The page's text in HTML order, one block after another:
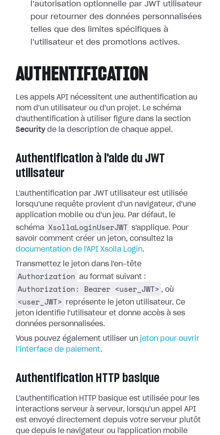
l’autorisation optionnelle par JWT utilisateur
pour retourner des données personnalisées
telles que des limites spécifiques à
l’utilisateur et des promotions actives.
AUTHENTIFICATION
Les appels API nécessitent une authentification au
nom d'un utilisateur ou d'un projet. Le schéma
d'authentification à utiliser figure dans la section
Securityde la description de chaque appel.
Authentification à l'aide du JWT
utilisateur
L'authentification par JWT utilisateur est utilisée
lorsqu'une requête provient d'un navigateur, d'une
application mobile ou d'un jeu. Par défaut, le
schéma
XsollaLoginUserJWT s'applique. Pour
savoir comment créer un jeton, consultez la
documentation de l'API Xsolla Login.
Transmettez le jeton dans l'en-tête
Authorization au format suivant :
Authorization: Bearer <user_JWT> , où
<user_JWT>
représente le jeton utilisateur. Ce
jeton identifie l'utilisateur et donne accès à ses
données personnalisées.
Vous pouvez également utiliser un jeton pour ouvrir
l’interface de paiement.
Authentification HTTP basique
L'authentification HTTP basique est utilisée pour les
interactions serveur à serveur, lorsqu'un appel API
est envoyé directement depuis votre serveur plutôt
que depuis le navigateur ou l'application mobile